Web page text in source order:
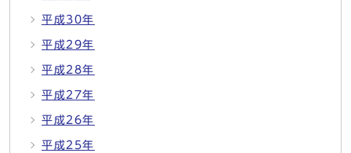
平成30年
平成29年
平成28年
平成27年
平成26年
平成25年